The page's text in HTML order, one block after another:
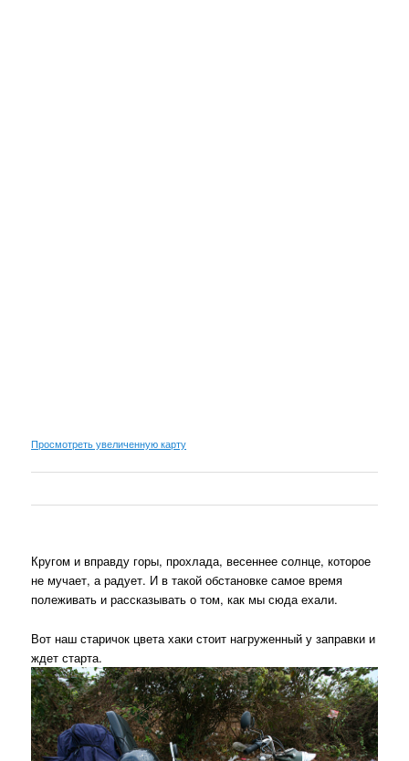
Просмотреть увеличенную карту
Кругом и вправду горы, прохлада, весеннее солнце, которое
не мучает, а радует. И в такой обстановке самое время
полеживать и рассказывать о том, как мы сюда ехали.
Вот наш старичок цвета хаки стоит нагруженный у заправки и
ждет старта.